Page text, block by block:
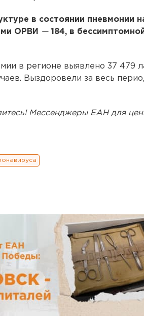
в состоянии пневмонии
ОРВИ
—184, в
в регионе выявлено 37 479
Выздоровели за весь
Мессенджеры ЕАН для